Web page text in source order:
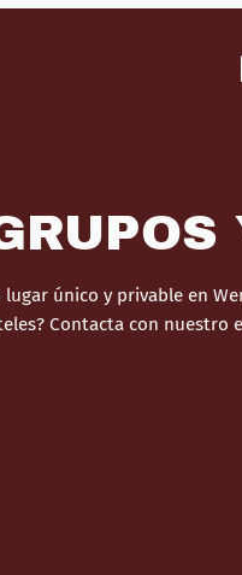
lugar único y privable en
Contacta con